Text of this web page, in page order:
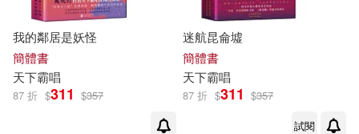
光明日報出版社(1)
北方文藝出版社(1)
其他 (可複選)
現在可購買商品(73)
我的鄰居是妖怪
簡體書
天下霸唱
87 折 $311 $357
迷航昆侖墟
簡體書
天下霸唱
87 折 $311 $357
試閱